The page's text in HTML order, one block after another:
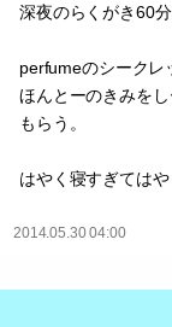
深夜のらくがき60分
perfumeのシークレ
ほんとーのきみを
もらう。
はやく寝すぎては
2014.05.30 04:00